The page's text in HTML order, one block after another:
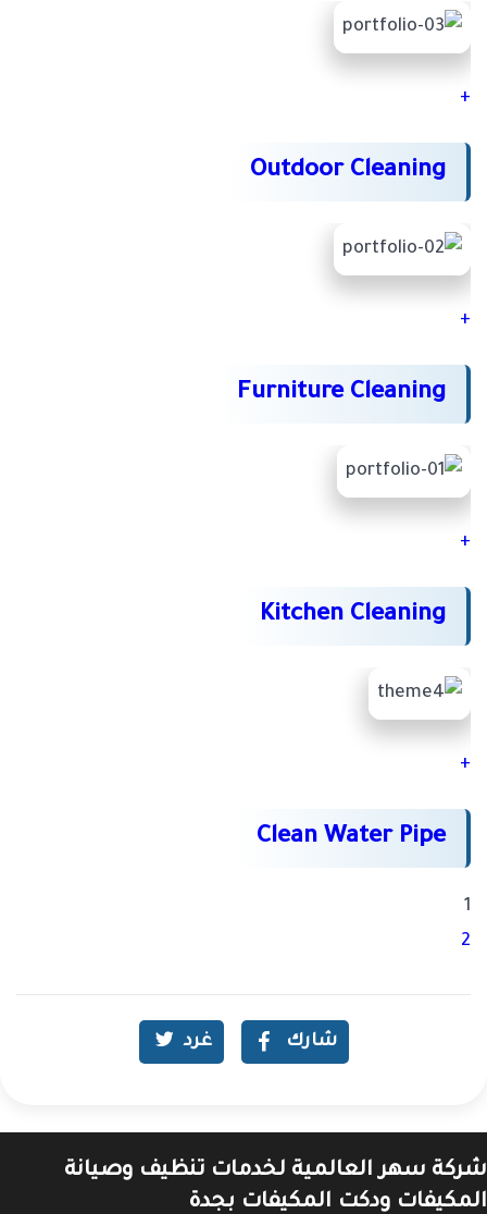
+
Outdoor Cleaning
+
Furniture Cleaning
+
Kitchen Cleaning
+
Clean Water Pipe
1
2
شارك غرد
شركة سهر العالمية لخدمات تنظيف وصيانة
المكيفات ودكت المكيفات بجدة